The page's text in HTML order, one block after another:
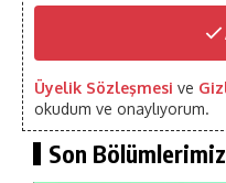
Üyelik Sözleşmesi ve
okudum ve onaylıyorum.
Son